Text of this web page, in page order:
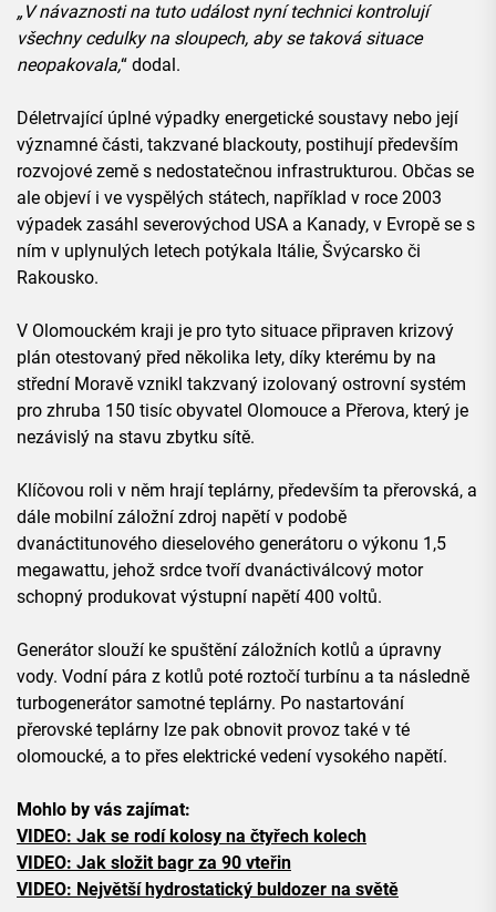
„V návaznosti na tuto událost nyní technici kontrolují
všechny cedulky na sloupech, aby se taková situace
neopakovala,“ dodal.
Déletrvající úplné výpadky energetické soustavy nebo její
významné části, takzvané blackouty, postihují především
rozvojové země s nedostatečnou infrastrukturou. Občas se
ale objeví i ve vyspělých státech, například v roce 2003
výpadek zasáhl severovýchod USA a Kanady, v Evropě se s
ním v uplynulých letech potýkala Itálie, Švýcarsko či
Rakousko.
V Olomouckém kraji je pro tyto situace připraven krizový
plán otestovaný před několika lety, díky kterému by na
střední Moravě vznikl takzvaný izolovaný ostrovní systém
pro zhruba 150 tisíc obyvatel Olomouce a Přerova, který je
nezávislý na stavu zbytku sítě.
Klíčovou roli v něm hrají teplárny, především ta přerovská, a
dále mobilní záložní zdroj napětí v podobě
dvanáctitunového dieselového generátoru o výkonu 1,5
megawattu, jehož srdce tvoří dvanáctiválcový motor
schopný produkovat výstupní napětí 400 voltů.
Generátor slouží ke spuštění záložních kotlů a úpravny
vody. Vodní pára z kotlů poté roztočí turbínu a ta následně
turbogenerátor samotné teplárny. Po nastartování
přerovské teplárny lze pak obnovit provoz také v té
olomoucké, a to přes elektrické vedení vysokého napětí.
Mohlo by vás zajímat:
VIDEO: Jak se rodí kolosy na čtyřech kolech
VIDEO: Jak složit bagr za 90 vteřin
VIDEO: Největší hydrostatický buldozer na světě